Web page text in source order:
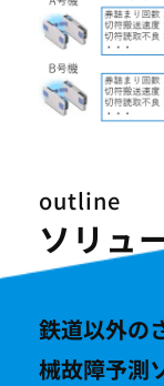
outline
ソリュ
鉄道以外の
械故障予測